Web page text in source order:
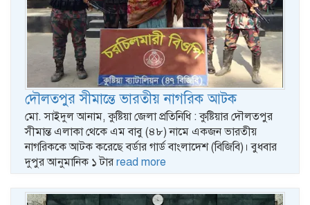
দৌলতপুর সীমান্তে ভারতীয় নাগরিক আটক
মো. সাইদুল আনাম, কুষ্টিয়া জেলা প্রতিনিধি : কুষ্টিয়ার দৌলতপুর
সীমান্ত এলাকা থেকে এম বাবু (৪৮) নামে একজন ভারতীয়
নাগরিককে আটক করেছে বর্ডার গার্ড বাংলাদেশ (বিজিবি)। বুধবার
দুপুর আনুমানিক ১ টার read more